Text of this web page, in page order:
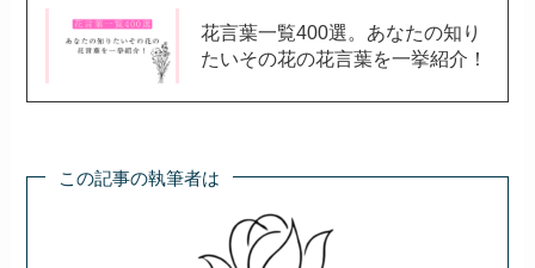
花言葉一覧400選。あなたの知り
たいその花の花言葉を一挙紹介！
この記事の執筆者は